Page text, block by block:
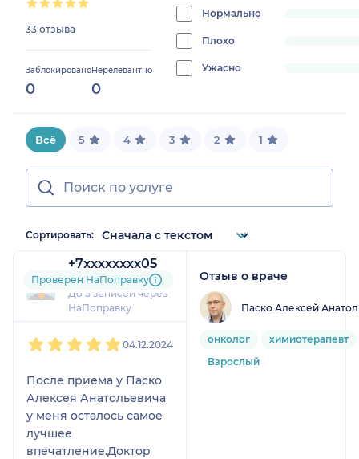
33 отзыва
Заблокировано
0
Нерелевантно
0
0%
Нормально
0%
Плохо
Ужасно
progress:
Всё 5 4 3 2 1
Сортировать:
+7xxxxxxxx05
4 отзыва
До 5 записей через
НаПоправку
Проверен НаПоправку
04.12.2024
После приема у Паско
Алексея Анатольевича
у меня осталось самое
лучшее
впечатление.Доктор
Отзыв о враче
Паско Алексей
онколог
химиотерапевт
Взрослый